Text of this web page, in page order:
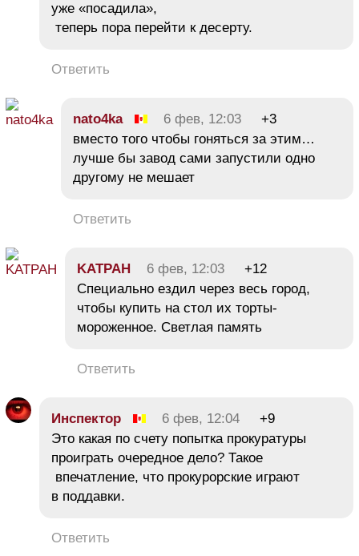
уже «посадила»,
теперь пора перейти к десерту.
Ответить
nato4ka 6 фев, 12:03
+3
вместо того чтобы гоняться за этим…
лучше бы завод сами запустили одно
другому не мешает
Ответить
KATPAH 6 фев, 12:03
+12
Специально ездил через весь город,
чтобы купить на стол их торты-
мороженное. Светлая память
Ответить
Инспектор 6 фев, 12:04
+9
Это какая по счету попытка прокуратуры
проиграть очередное дело? Такое
впечатление, что прокурорские играют
в поддавки.
Ответить